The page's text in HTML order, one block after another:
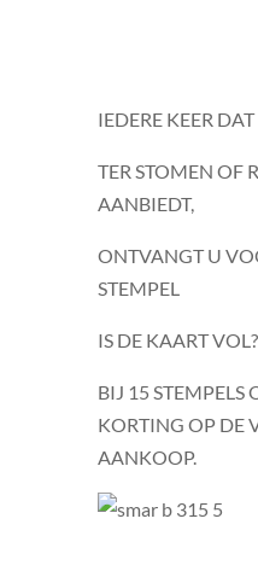
IEDERE KEER
TER STOMEN OF
AANBIEDT,
ONTVANGT U
STEMPEL
IS DE KAART VOL?
BIJ 15 STEMPELS
KORTING OP DE
AANKOOP.